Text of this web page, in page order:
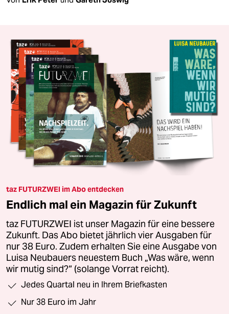
taz FUTURZWEI im Abo entdecken
Endlich mal ein Magazin für Zukunft
taz FUTURZWEI ist unser Magazin für eine bessere
Zukunft. Das Abo bietet jährlich vier Ausgaben für
nur 38 Euro. Zudem erhalten Sie eine Ausgabe von
Luisa Neubauers neuestem Buch „Was wäre, wenn
wir mutig sind?“ (solange Vorrat reicht).
Jedes Quartal neu in Ihrem Briefkasten
Nur 38 Euro im Jahr